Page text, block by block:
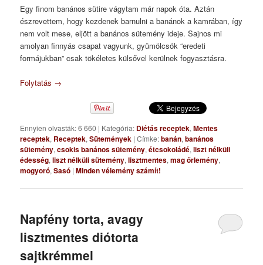
Egy finom banános sütire vágytam már napok óta. Aztán
észrevettem, hogy kezdenek barnulni a banánok a kamrában, így
nem volt mese, eljött a banános sütemény ideje. Sajnos mi
amolyan finnyás csapat vagyunk, gyümölcsök “eredeti
formájukban” csak tökéletes külsővel kerülnek fogyasztásra.
Folytatás →
Ennyien olvasták: 6 660 | Kategória: Diétás receptek,Mentes
receptek, Receptek,Sütemények |Címke:banán,banános
sütemény,csokis banános sütemény,étcsokoládé,liszt nélküli
édesség,liszt nélküli sütemény,lisztmentes,mag őrlemény,
mogyoró,Sasó |Minden vélemény számít!
Napfény torta, avagy
lisztmentes diótorta
sajtkrémmel